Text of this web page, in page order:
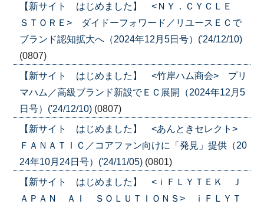
【新サイト はじめました】 <ＮＹ．ＣＹＣＬＥ
ＳＴＯＲＥ> ダイドーフォワード／リユースＥＣで
ブランド認知拡大へ（2024年12月5日号）('24/12/10)
(0807)
【新サイト はじめました】 <竹岸ハム商会> プリ
マハム／高級ブランド新設でＥＣ展開（2024年12月5
日号）('24/12/10) (0807)
【新サイト はじめました】 <あんときセレクト>
ＦＡＮＡＴＩＣ／コアファン向けに「発見」提供（20
24年10月24日号）('24/11/05) (0801)
【新サイト はじめました】 <ｉＦＬＹＴＥＫ Ｊ
ＡＰＡＮ ＡＩ ＳＯＬＵＴＩＯＮＳ> ｉＦＬＹＴ